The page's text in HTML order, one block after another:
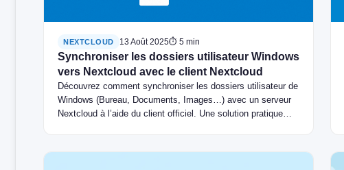
NEXTCLOUD 13 Août 2025⏱ 5 min
Synchroniser les dossiers utilisateur Windows
vers Nextcloud avec le client Nextcloud
Découvrez comment synchroniser les dossiers utilisateur de
Windows (Bureau, Documents, Images…) avec un serveur
Nextcloud à l’aide du client officiel. Une solution pratique